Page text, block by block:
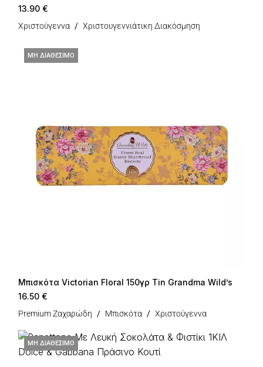
13.90 €
Χριστούγεννα Χριστουγεννιάτικη Διακόσμηση
ΜΗ ΔΙΑΘΕΣΙΜΟ
Μπισκότα Victorian Floral 150γρ Tin Grandma Wild’s
16.50 €
Premium Ζαχαρώδη Μπισκότα Χριστούγεννα
ΜΗ ΔΙΑΘΕΣΙΜΟ